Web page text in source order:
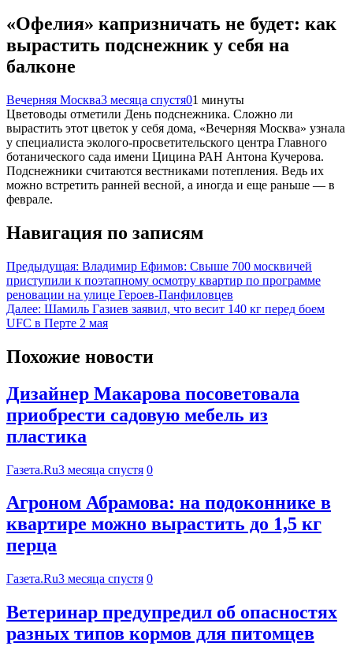
«Офелия» капризничать не будет: как
вырастить подснежник у себя на
балконе
Вечерняя Москва3 месяца спустя01 минуты
Цветоводы отметили День подснежника. Сложно ли
вырастить этот цветок у себя дома, «Вечерняя Москва» узнала
у специалиста эколого-просветительского центра Главного
ботанического сада имени Цицина РАН Антона Кучерова.
Подснежники считаются вестниками потепления. Ведь их
можно встретить ранней весной, а иногда и еще раньше — в
феврале.
Навигация по записям
Предыдущая: Владимир Ефимов: Свыше 700 москвичей
приступили к поэтапному осмотру квартир по программе
реновации на улице Героев-Панфиловцев
Далее: Шамиль Газиев заявил, что весит 140 кг перед боем
UFC в Перте 2 мая
Похожие новости
Дизайнер Макарова посоветовала
приобрести садовую мебель из
пластика
Газета.Ru3 месяца спустя 0
Агроном Абрамова: на подоконнике в
квартире можно вырастить до 1,5 кг
перца
Газета.Ru3 месяца спустя 0
Ветеринар предупредил об опасностях
разных типов кормов для питомцев